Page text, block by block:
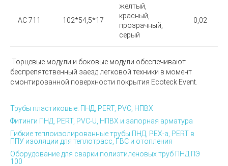
АС 711 102*54,5*17
желтый,
красный,
прозрачный,
серый
0,02
Торцевые модули и боковые модули обеспечивают
беспрепятственный заезд легковой техники в момент
смонтированной поверхности покрытия Ecoteck Event.
Трубы пластиковые: ПНД, PERT, PVC, НПВХ
Фитинги ПНД, PERT, PVC-U, НПВХ и запорная арматура
Гибкие теплоизолированные трубы ПНД, PEX-а, PERT в
ППУ изоляции для теплотрасс, ГВС и отопления
Оборудование для сварки полиэтиленовых труб ПНД ПЭ
100